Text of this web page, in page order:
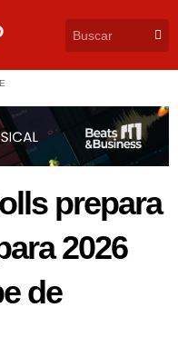
prepara
2026
de